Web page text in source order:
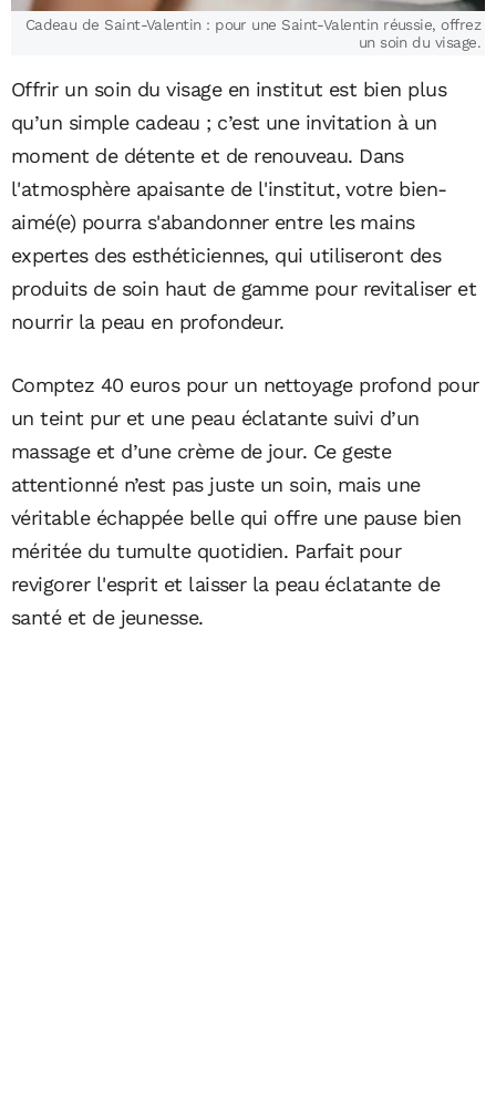
Cadeau de Saint-Valentin : pour une Saint-Valentin réussie, offrez
un soin du visage.
Offrir un soin du visage en institut est bien plus
qu’un simple cadeau ; c’est une invitation à un
moment de détente et de renouveau. Dans
l'atmosphère apaisante de l'institut, votre bien-
aimé(e) pourra s'abandonner entre les mains
expertes des esthéticiennes, qui utiliseront des
produits de soin haut de gamme pour revitaliser et
nourrir la peau en profondeur.
Comptez 40 euros pour un nettoyage profond pour
un teint pur et une peau éclatante suivi d’un
massage et d’une crème de jour. Ce geste
attentionné n’est pas juste un soin, mais une
véritable échappée belle qui offre une pause bien
méritée du tumulte quotidien. Parfait pour
revigorer l'esprit et laisser la peau éclatante de
santé et de jeunesse.